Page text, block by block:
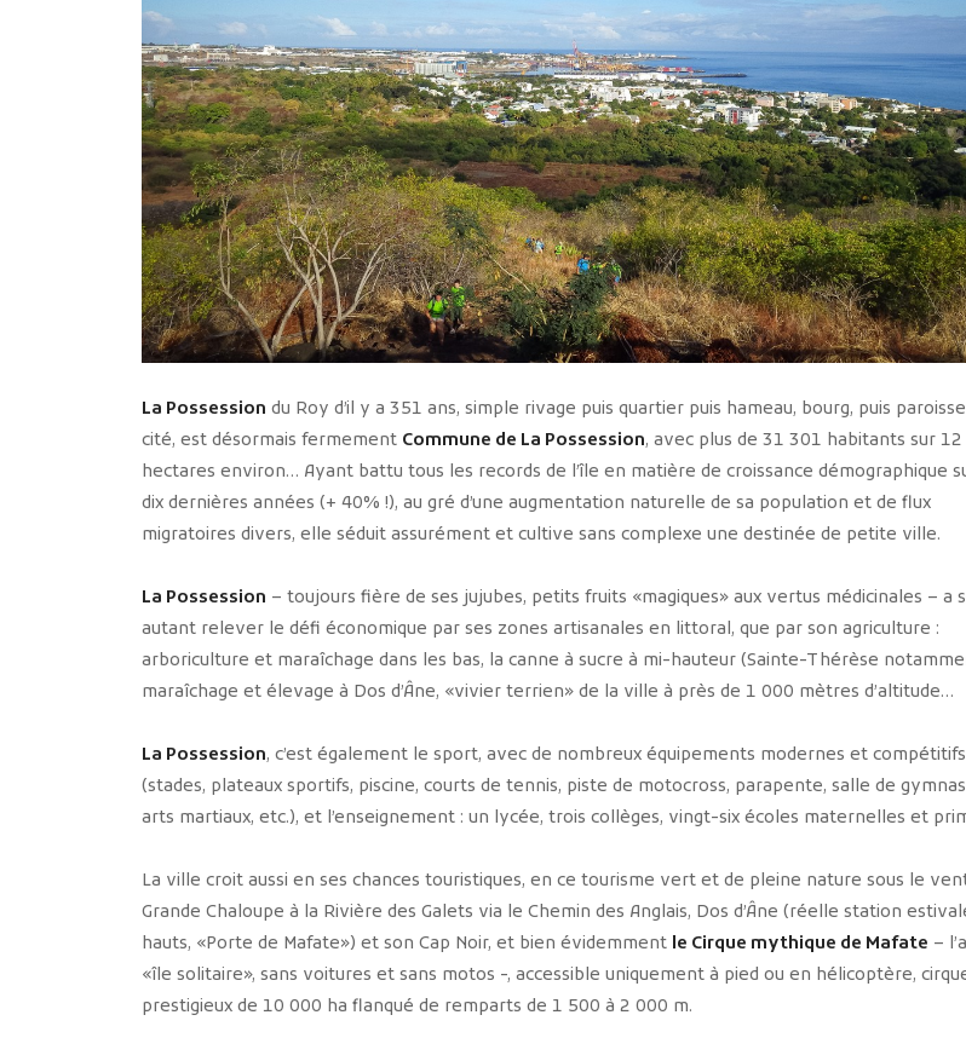
La Possession du Roy d’il y a 351 ans, simple rivage puis quartier puis hameau, bourg, puis
cité, est désormais fermement Commune de La Possession, avec plus de 31 301 habitants sur 12
hectares environ… Ayant battu tous les records de l’île en matière de croissance démographique
dix dernières années (+ 40% !), au gré d’une augmentation naturelle de sa population et de flux
migratoires divers, elle séduit assurément et cultive sans complexe une destinée de petite ville.
La Possession – toujours fière de ses jujubes, petits fruits «magiques» aux vertus médicinales – a
autant relever le défi économique par ses zones artisanales en littoral, que par son agriculture :
arboriculture et maraîchage dans les bas, la canne à sucre à mi-hauteur (Sainte-Thérèse
maraîchage et élevage à Dos d’Âne, «vivier terrien» de la ville à près de 1 000 mètres d’altitude…
La Possession, c’est également le sport, avec de nombreux équipements modernes et compétitifs
(stades, plateaux sportifs, piscine, courts de tennis, piste de motocross, parapente, salle de
arts martiaux, etc.), et l’enseignement : un lycée, trois collèges, vingt-six écoles maternelles et
La ville croit aussi en ses chances touristiques, en ce tourisme vert et de pleine nature sous le
Grande Chaloupe à la Rivière des Galets via le Chemin des Anglais, Dos d’Âne (réelle station
hauts, «Porte de Mafate») et son Cap Noir, et bien évidemment le Cirque mythique de Mafate –
«île solitaire», sans voitures et sans motos -, accessible uniquement à pied ou en hélicoptère,
prestigieux de 10 000 ha flanqué de remparts de 1 500 à 2 000 m.